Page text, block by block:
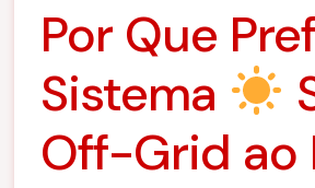
Por Que
Sistema
Off-Grid ao